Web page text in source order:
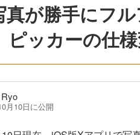
真が勝手にフ
ピッカーの仕
月10日に公開